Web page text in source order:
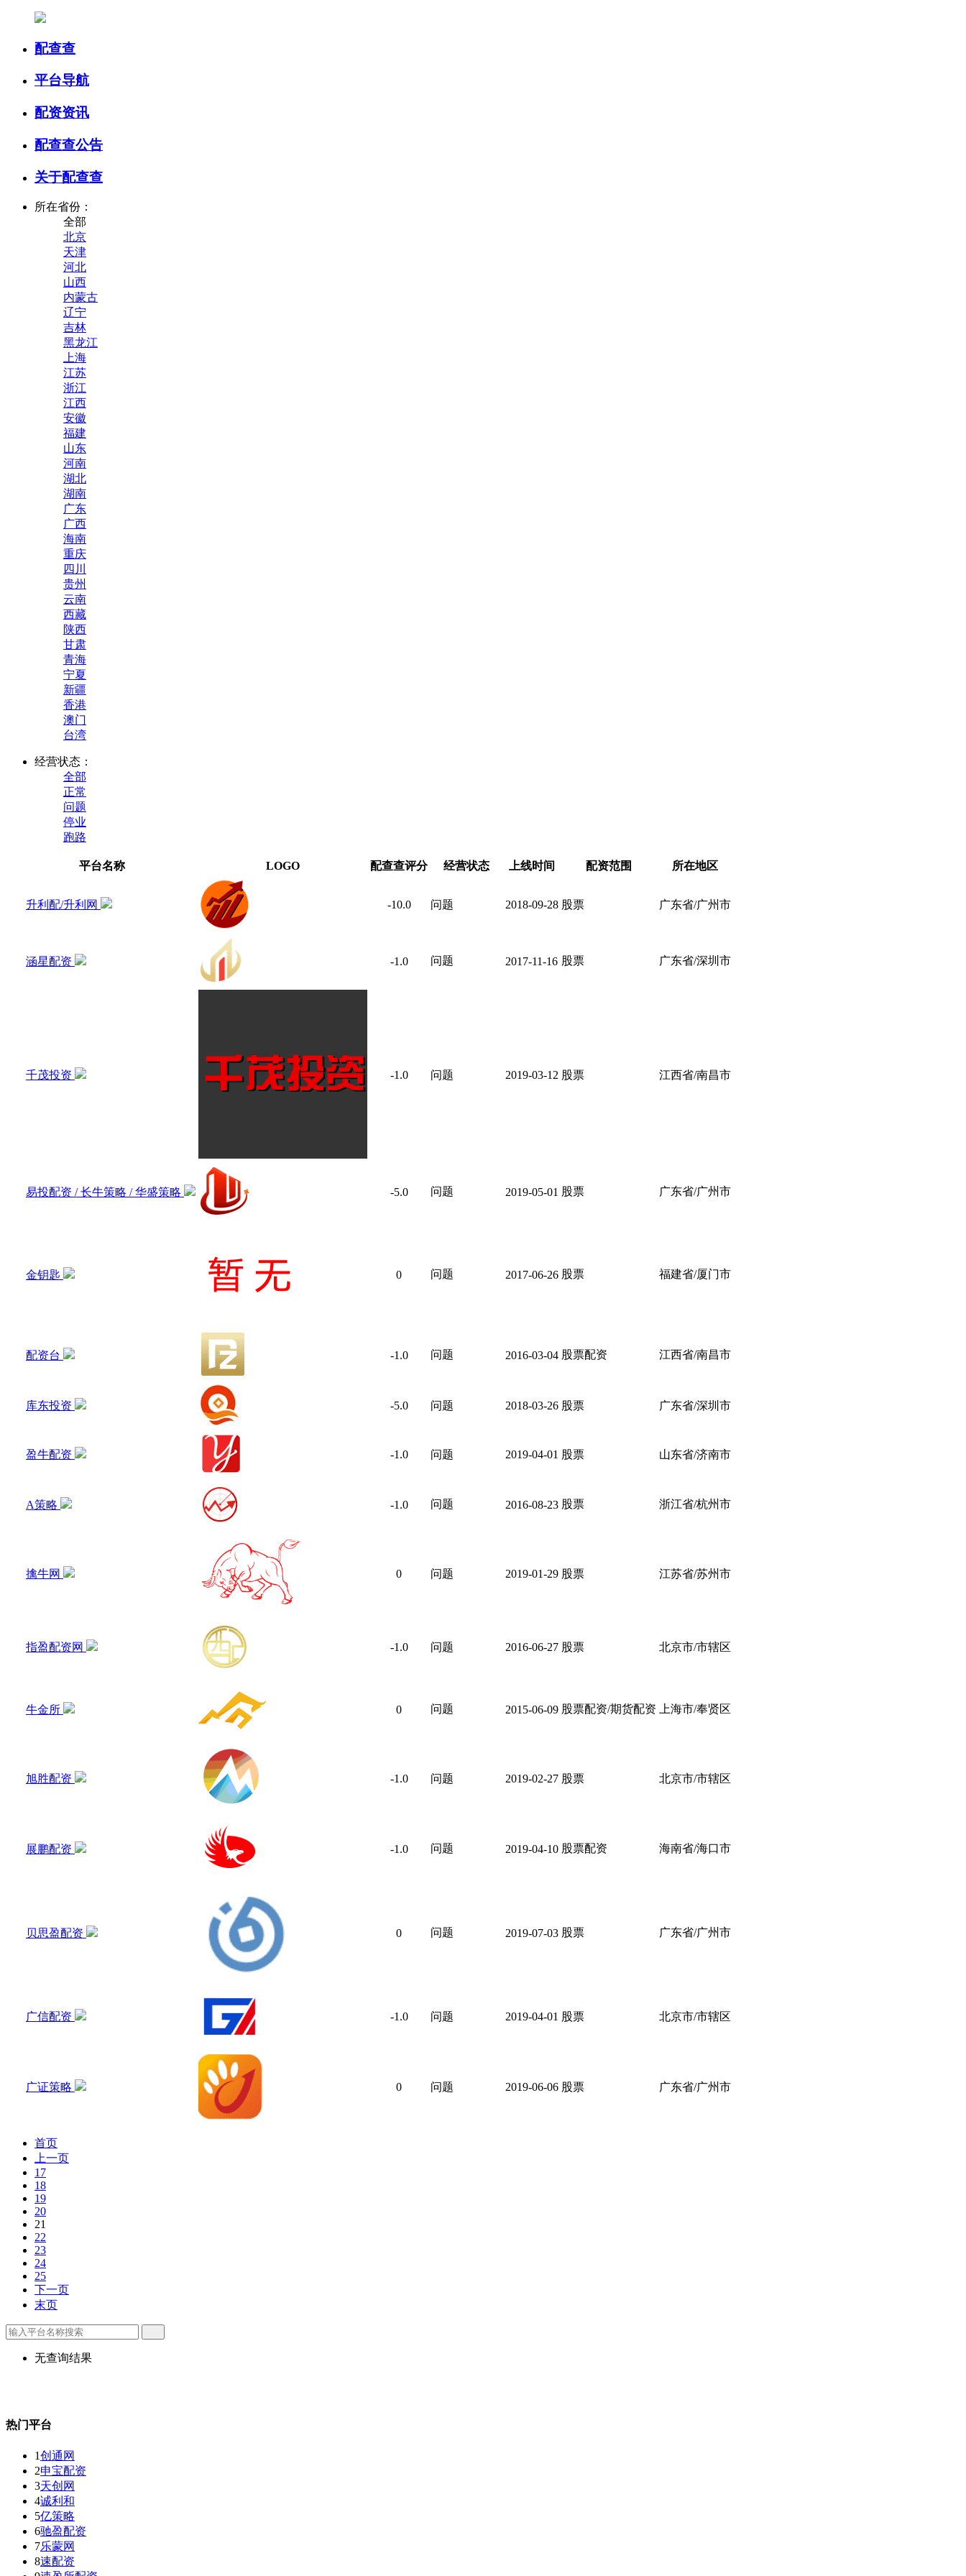
配查查
平台导航
配资资讯
配查查公告
关于配查查
所在省份：
全部
北京
天津
河北
山西
内蒙古
辽宁
吉林
黑龙江
上海
江苏
浙江
江西
安徽
福建
山东
河南
湖北
湖南
广东
广西
海南
重庆
四川
贵州
云南
西藏
陕西
甘肃
青海
宁夏
新疆
香港
澳门
台湾
经营状态：
全部
正常
问题
停业
跑路
平台名称 LOGO 配查查评分 经营状态 上线时间 配资范围 所在地区
升利配/升利网 -10.0 问题 2018-09-28 股票 广东省/广州市
涵星配资 -1.0 问题 2017-11-16 股票 广东省/深圳市
千茂投资 -1.0 问题 2019-03-12 股票 江西省/南昌市
易投配资 / 长牛策略 / 华盛策略 -5.0 问题 2019-05-01 股票 广东省/广州市
金钥匙 0 问题 2017-06-26 股票 福建省/厦门市
配资台 -1.0 问题 2016-03-04 股票配资 江西省/南昌市
库东投资 -5.0 问题 2018-03-26 股票 广东省/深圳市
盈牛配资 -1.0 问题 2019-04-01 股票 山东省/济南市
A策略 -1.0 问题 2016-08-23 股票 浙江省/杭州市
擒牛网 0 问题 2019-01-29 股票 江苏省/苏州市
指盈配资网 -1.0 问题 2016-06-27 股票 北京市/市辖区
牛金所 0 问题 2015-06-09 股票配资/期货配资 上海市/奉贤区
旭胜配资 -1.0 问题 2019-02-27 股票 北京市/市辖区
展鹏配资 -1.0 问题 2019-04-10 股票配资 海南省/海口市
贝思盈配资 0 问题 2019-07-03 股票 广东省/广州市
广信配资 -1.0 问题 2019-04-01 股票 北京市/市辖区
广证策略 0 问题 2019-06-06 股票 广东省/广州市
首页
上一页
17
18
19
20
21
22
23
24
25
下一页
末页
无查询结果
热门平台
1创通网
2申宝配资
3天创网
4诚利和
5亿策略
6驰盈配资
7乐蒙网
8速配资